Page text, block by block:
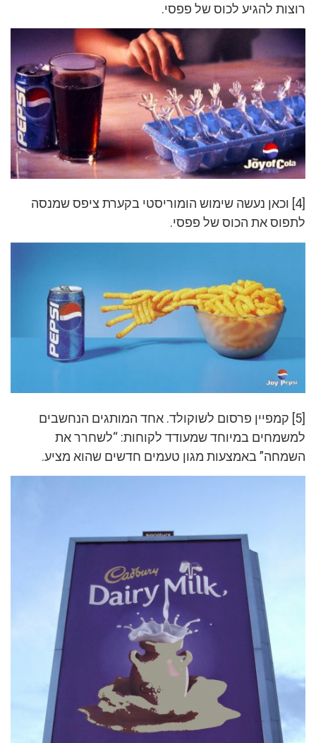
רוצות להגיע לכוס של פפסי.
[4] וכאן נעשה שימוש הומוריסטי בקערת ציפס שמנסה
לתפוס את הכוס של פפסי.
[5] קמפיין פרסום לשוקולד. אחד המותגים הנחשבים
למשמחים במיוחד שמעודד לקוחות: “לשחרר את
השמחה” באמצעות מגון טעמים חדשים שהוא מציע.